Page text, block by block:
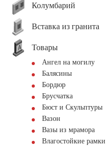
Колумбарий
Вставка из гранита
Товары
Ангел на могилу
Балясины
Бордюр
Брусчатка
Бюст и Скульптуры
Вазон
Вазы из мрамора
Влагостойкие рамки